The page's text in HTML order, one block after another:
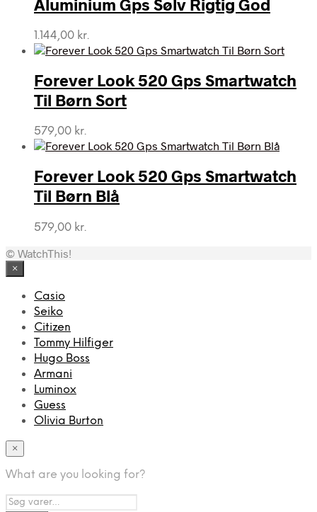
Aluminium Gps Sølv Rigtig God
1.144,00 kr.
Forever Look 520 Gps Smartwatch
Til Børn Sort
579,00 kr.
Forever Look 520 Gps Smartwatch
Til Børn Blå
579,00 kr.
© WatchThis!
×
Casio
Seiko
Citizen
Tommy Hilfiger
Hugo Boss
Armani
Luminox
Guess
Olivia Burton
×
What are you looking for?